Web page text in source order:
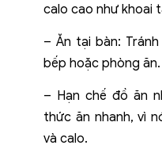
calo cao như khoai
– Ăn tại bàn:
bếp hoặc phòng
– Hạn chế đồ ăn
thức ăn nhanh, vì
và calo.